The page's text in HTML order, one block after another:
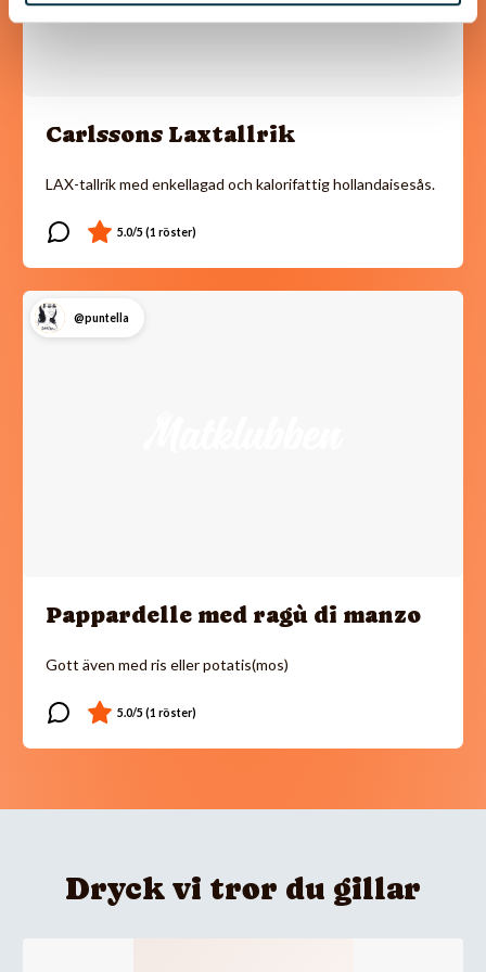
Carlssons Laxtallrik
LAX-tallrik med enkellagad och kalorifattig hollandaisesås.
@puntella
Pappardelle med ragù di manzo
Gott även med ris eller potatis(mos)
Dryck vi tror du gillar